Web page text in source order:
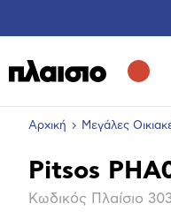
Αρχική Μεγάλες
Βασικά
Pitsos
Κωδικός Πλαίσιο